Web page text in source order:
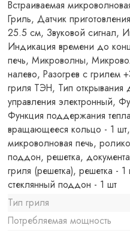
Встраиваемая
Гриль, Датчик
25.5 см, Звуковой сигнал,
Индикация времени до
печь, Микроволны,
налево, Разогрев с грилем
гриля ТЭН, Тип открывания
управления электронный,
Функция поддержания
вращающееся кольцо - 1
микроволновая печь,
поддон, решетка,
гриля (решетка), решетка -
стеклянный поддон - 1 шт
Тип гриля
Потребляемая мощность